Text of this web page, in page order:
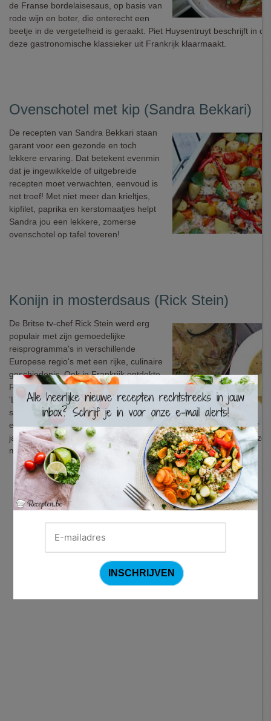
de Franse bordelaisesaus, op basis van
rode wijn en boter, die onterecht een
beetje in de vergetelheid is geraakt. Piet Huysentruyt beschrijft in
deze gastronomische klassieker uit Frankrijk klaarmaakt.
Ovenschotel met kip (Sandra Bekkari)
De recepten van Sandra Bekkari staan
garant voor een gezonde en toch
lekkere ervaring. Dat betekent evenmin
dat je ingewikkelde of uitgebreide
recepten moet verwachten, eenvoud is
net troef! Met niet meer dan krieltjes,
kipfilet, paprika en kerstomaatjes helpt
Sandra jou een lekkere, zomerse
ovenschotel op tafel toveren!
Konijn in mosterdsaus (Rick Stein)
De Britse tv-chef Rick Stein werd erg
populair met zijn gemoedelijke
reisprogramma's in verschillende
Europese regio's met een rijke, culinaire
geschiedenis. Ook in Frankrijk ontdekte
Rick heerlijke klassiekers, zoals deze
'Lapin à la dijonnaise'. Dit heerlijk
stoofpotje van konijn in mosterdsaus is
een zalig makkelijk gerecht dat je hele
jaar door op tafel kan zetten. Je hebt enkel voldoende tijd nodig,
marinade als de kooktijd.
×